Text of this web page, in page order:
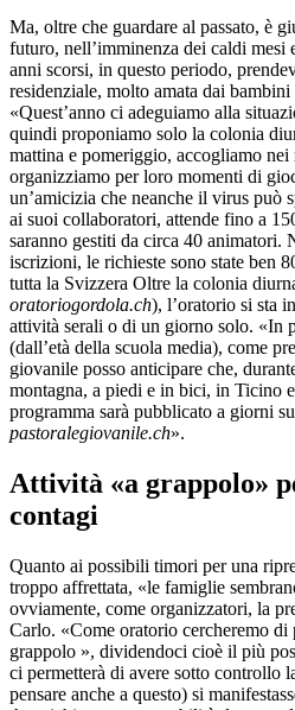
Ma, oltre che guardare al passato, è
futuro, nell’imminenza dei caldi
anni scorsi, in questo periodo,
residenziale, molto amata dai
«Quest’anno ci adeguiamo alla
quindi proponiamo solo la colonia
mattina e pomeriggio, accogliamo nei
organizziamo per loro momenti di
un’amicizia che neanche il virus può
ai suoi collaboratori, attende fino a
saranno gestiti da circa 40 animatori.
iscrizioni, le richieste sono state ben
tutta la Svizzera Oltre la colonia
oratoriogordola.ch), l’oratorio si sta
attività serali o di un giorno solo. «In
(dall’età della scuola media), come
giovanile posso anticipare che,
montagna, a piedi e in bici, in Ticino
programma sarà pubblicato a giorni
pastoralegiovanile.ch».
Attività «a grappolo»
contagi
Quanto ai possibili timori per una
troppo affrettata, «le famiglie
ovviamente, come organizzatori, la
Carlo. «Come oratorio cercheremo di
grappolo », dividendoci cioè il più
ci permetterà di avere sotto controllo
pensare anche a questo) si